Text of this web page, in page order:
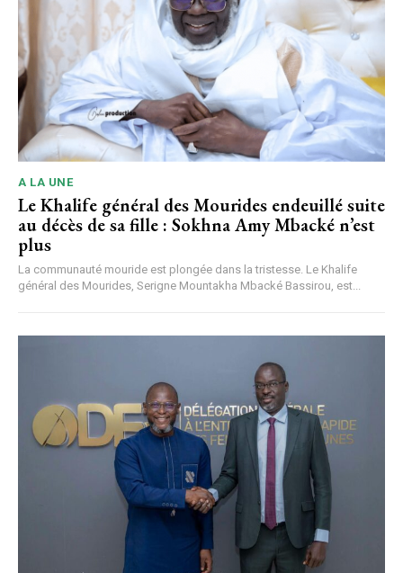
A LA UNE
Le Khalife général des Mourides endeuillé suite
au décès de sa fille : Sokhna Amy Mbacké n’est
plus
La communauté mouride est plongée dans la tristesse. Le Khalife
général des Mourides, Serigne Mountakha Mbacké Bassirou, est...